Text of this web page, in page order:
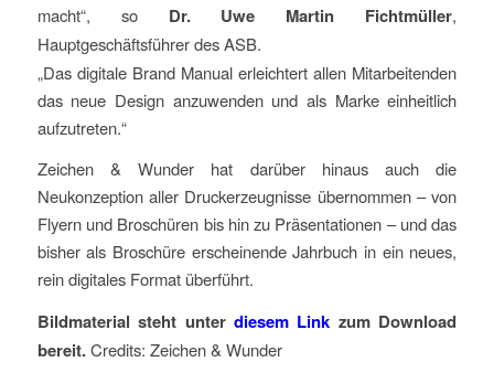
macht“, so Dr. Uwe Martin Fichtmüller,
Hauptgeschäftsführer des ASB.
„Das digitale Brand Manual erleichtert allen Mitarbeitenden
das neue Design anzuwenden und als Marke einheitlich
aufzutreten.“
Zeichen & Wunder hat darüber hinaus auch die
Neukonzeption aller Druckerzeugnisse übernommen – von
Flyern und Broschüren bis hin zu Präsentationen – und das
bisher als Broschüre erscheinende Jahrbuch in ein neues,
rein digitales Format überführt.
Bildmaterial steht unter diesem Link zum Download
bereit.Credits: Zeichen & Wunder